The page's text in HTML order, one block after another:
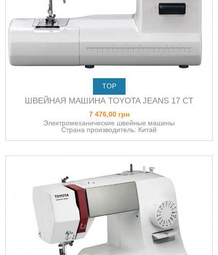
TOP
ШВЕЙНАЯ МАШИНА TOYOTA JEANS 17 CT
7 476,00 грн
Электромеханические швейные машины
Страна производитель: Китай